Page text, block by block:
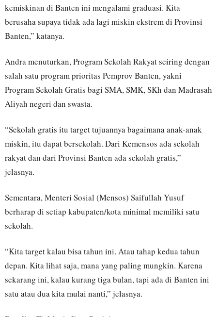
kemiskinan di Banten ini mengalami graduasi. Kita
berusaha supaya tidak ada lagi miskin ekstrem di Provinsi
Banten,” katanya.
Andra menuturkan, Program Sekolah Rakyat seiring dengan
salah satu program prioritas Pemprov Banten, yakni
Program Sekolah Gratis bagi SMA, SMK, SKh dan Madrasah
Aliyah negeri dan swasta.
“Sekolah gratis itu target tujuannya bagaimana anak-anak
miskin, itu dapat bersekolah. Dari Kemensos ada sekolah
rakyat dan dari Provinsi Banten ada sekolah gratis,”
jelasnya.
Sementara, Menteri Sosial (Mensos) Saifullah Yusuf
berharap di setiap kabupaten/kota minimal memiliki satu
sekolah.
“Kita target kalau bisa tahun ini. Atau tahap kedua tahun
depan. Kita lihat saja, mana yang paling mungkin. Karena
sekarang ini, kalau kurang tiga bulan, tapi ada di Banten ini
satu atau dua kita mulai nanti,” jelasnya.